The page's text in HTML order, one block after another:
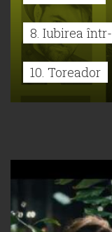
8. Iubirea
10. Toreador